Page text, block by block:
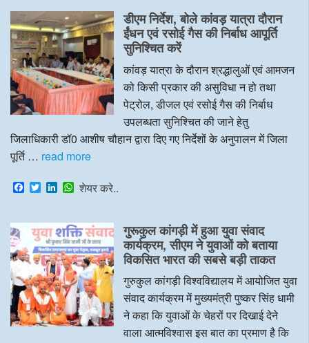
e
b
o
o
k
t
t
e
r
k
e
d
I
n
t
s
A
p
p
डीएम निर्देश, बोले कांवड़ यात्रा दौरान
ईंधन एवं रसोई गैस की निर्बाध आपूर्ति
सुनिश्चित करें
कांवड़ यात्रा के दौरान श्रद्धालुओं एवं आमजन
को किसी प्रकार की असुविधा न हो तथा
पेट्रोल, डीजल एवं रसोई गैस की निर्बाध
उपलब्धता सुनिश्चित की जाने हेतु
जिलाधिकारी डॉ0 आशीष चौहान द्वारा दिए गए निर्देशों के अनुपालन में जिला
पूर्ति … read more
F
a
e
b
o
k
T
w
t
t
e
r
L
k
e
d
I
n
W
t
s
A
p
p
शेयर करे..
गुरूकुल कांगड़ी में हुआ युवा संवाद
कार्यक्रम, सीएम ने युवाओं को बताया
विकसित भारत की सबसे बड़ी ताकत
गुरुकुल कांगड़ी विश्वविद्यालय में आयोजित युवा
संवाद कार्यक्रम में मुख्यमंत्री पुष्कर सिंह धामी
ने कहा कि युवाओं के चेहरों पर दिखाई देने
वाला आत्मविश्वास इस बात का प्रमाण है कि